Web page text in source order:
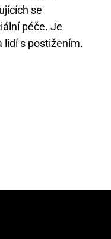
se
péče. Je
lidí s postižením.